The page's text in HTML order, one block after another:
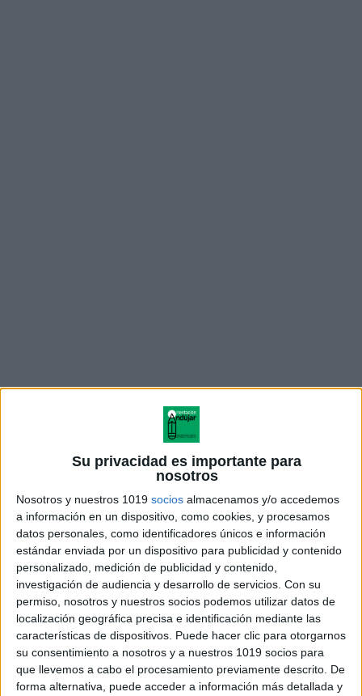
Su privacidad es importante para
nosotros
Nosotros y nuestros 1019 socios almacenamos y/o accedemos
a información en un dispositivo, como cookies, y procesamos
datos personales, como identificadores únicos e información
estándar enviada por un dispositivo para publicidad y contenido
personalizado, medición de publicidad y contenido,
investigación de audiencia y desarrollo de servicios. Con su
permiso, nosotros y nuestros socios podemos utilizar datos de
localización geográfica precisa e identificación mediante las
características de dispositivos. Puede hacer clic para otorgarnos
su consentimiento a nosotros y a nuestros 1019 socios para
que llevemos a cabo el procesamiento previamente descrito. De
forma alternativa, puede acceder a información más detallada y